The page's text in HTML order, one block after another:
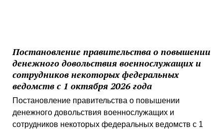
Постановление правительства о повышении
денежного довольствия военнослужащих и
сотрудников некоторых федеральных
ведомств с 1 октября 2026 года
Постановление правительства о повышении
денежного довольствия военнослужащих и
сотрудников некоторых федеральных ведомств с 1